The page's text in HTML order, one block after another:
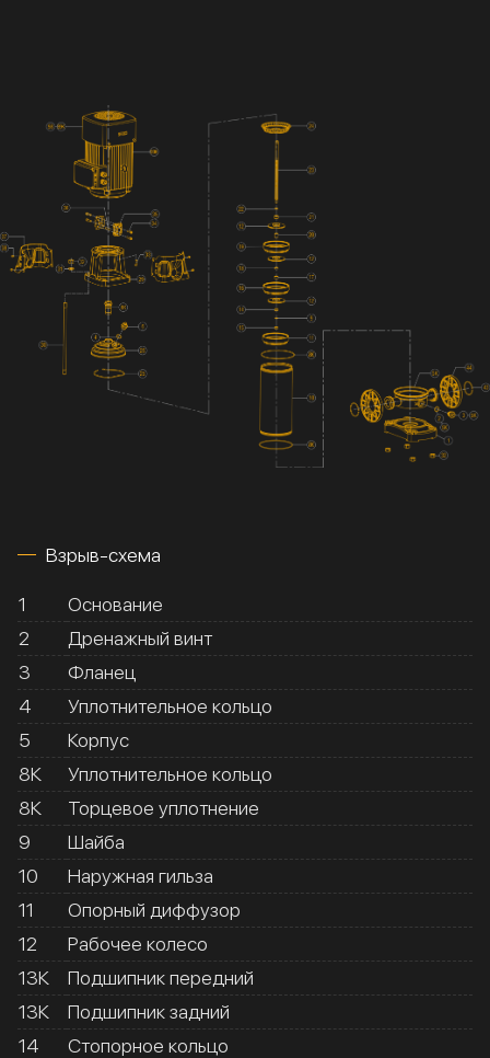
Взрыв-схема
1
Основание
2
Дренажный винт
3
Фланец
4
Уплотнительное кольцо
5
Корпус
8К
Уплотнительное кольцо
8К
Торцевое уплотнение
9
Шайба
10
Наружная гильза
11
Опорный диффузор
12
Рабочее колесо
13К
Подшипник передний
13К
Подшипник задний
14
Стопорное кольцо